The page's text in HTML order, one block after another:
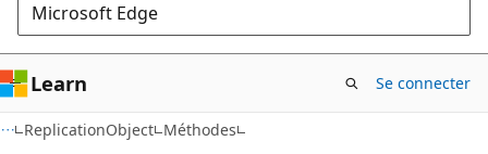
Microsoft Edge
Learn Se connecter
ReplicationObject Méthodes